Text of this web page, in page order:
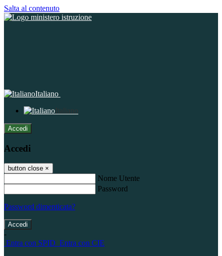
Salta al contenuto
Italiano
Italiano
Accedi
Accedi
button close ×
Nome Utente
Password
Password dimenticata?
-
Entra con SPID Entra con CIE